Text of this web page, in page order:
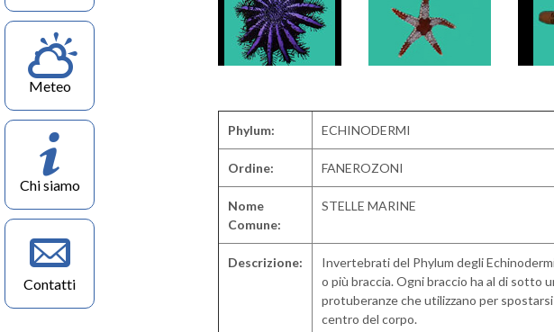
Meteo
Chi siamo
Contatti
Phylum: ECHINODERMI
Ordine: FANEROZONI
Nome
Comune:
STELLE MARINE
Descrizione:
Invertebrati del Phylum degli
o più braccia. Ogni braccio ha al di sotto
protuberanze che utilizzano per spostarsi
centro del corpo.